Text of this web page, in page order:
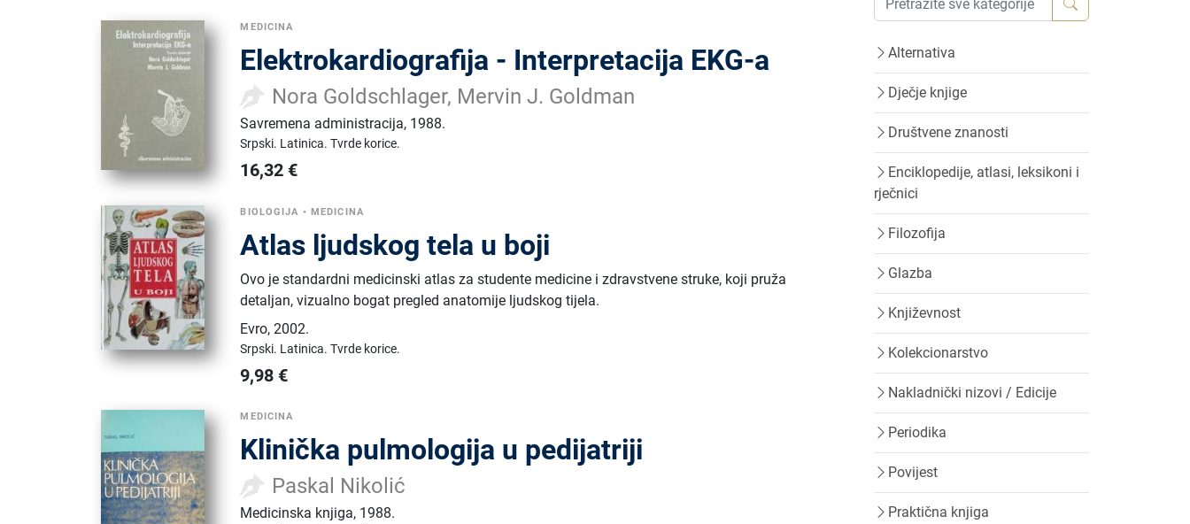
MEDICINA
Elektrokardiografija - Interpretacija EKG-a
Nora Goldschlager, Mervin J. Goldman
Savremena administracija, 1988.
Srpski. Latinica.Tvrde korice.
16,32 €
BIOLOGIJA • MEDICINA
Atlas ljudskog tela u boji
Ovo je standardni medicinski atlas za studente medicine i zdravstvene struke, koji pruža
detaljan, vizualno bogat pregled anatomije ljudskog tijela.
Evro,2002.
Srpski. Latinica.Tvrde korice.
9,98 €
MEDICINA
Klinička pulmologija u pedijatriji
Paskal Nikolić
Medicinska knjiga, 1988.
Alternativa
Dječje knjige
Društvene znanosti
Enciklopedije, atlasi, leksikoni i
rječnici
Filozofija
Glazba
Književnost
Kolekcionarstvo
Nakladnički nizovi / Edicije
Periodika
Povijest
Praktična knjiga